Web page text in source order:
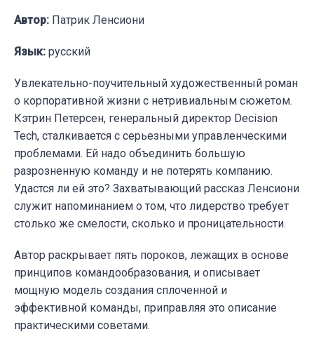
Автор: Патрик Ленсиони
Язык: русский
Увлекательно-поучительный художественный роман
о корпоративной жизни с нетривиальным сюжетом.
Кэтрин Петерсен, генеральный директор Decision
Tech, сталкивается с серьезными управленческими
проблемами. Ей надо объединить большую
разрозненную команду и не потерять компанию.
Удастся ли ей это? Захватывающий рассказ Ленсиони
служит напоминанием о том, что лидерство требует
столько же смелости, сколько и проницательности.
Автор раскрывает пять пороков, лежащих в основе
принципов командообразования, и описывает
мощную модель создания сплоченной и
эффективной команды, приправляя это описание
практическими советами.